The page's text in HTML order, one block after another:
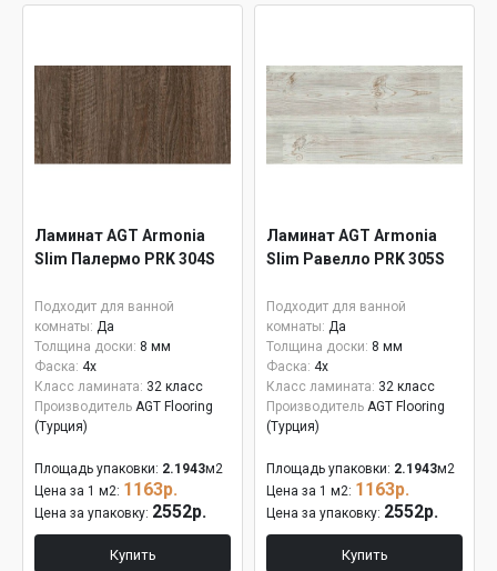
Ламинат AGT Armonia
Slim Палермо PRK 304S
Подходит для ванной
комнаты: Да
Толщина доски: 8 мм
Фаска: 4x
Класс ламината: 32 класс
Производитель AGT Flooring
(Турция)
Площадь упаковки: 2.1943м2
Цена за 1 м2: 1163р.
Цена за упаковку: 2552р.
Купить
Ламинат AGT Armonia
Slim Равелло PRK 305S
Подходит для ванной
комнаты: Да
Толщина доски: 8 мм
Фаска: 4x
Класс ламината: 32 класс
Производитель AGT Flooring
(Турция)
Площадь упаковки: 2.1943м2
Цена за 1 м2: 1163р.
Цена за упаковку: 2552р.
Купить